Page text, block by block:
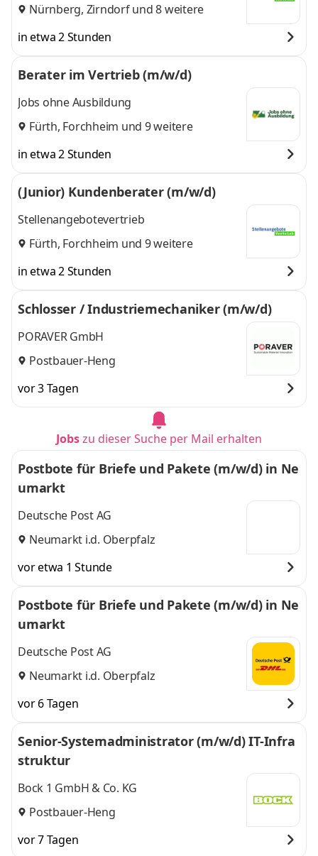
Nürnberg, Zirndorfund 8 weitere
in etwa 2 Stunden
Berater im Vertrieb (m/w/d)
Jobs ohne Ausbildung
Fürth, Forchheim und 9 weitere
in etwa 2 Stunden
(Junior) Kundenberater (m/w/d)
Stellenangebotevertrieb
Fürth, Forchheim und 9 weitere
in etwa 2 Stunden
Schlosser / Industriemechaniker (m/w/d)
PORAVER GmbH
Postbauer-Heng
vor 3 Tagen
Jobszu dieser Suche per Mail erhalten
Postbote für Briefe und Pakete (m/w/d) in Ne
umarkt
Deutsche Post AG
Neumarkt i.d. Oberpfalz
vor etwa 1 Stunde
Postbote für Briefe und Pakete (m/w/d) in Ne
umarkt
Deutsche Post AG
Neumarkt i.d. Oberpfalz
vor 6 Tagen
Senior-Systemadministrator (m/w/d) IT-Infra
struktur
Bock 1 GmbH & Co. KG
Postbauer-Heng
vor 7 Tagen